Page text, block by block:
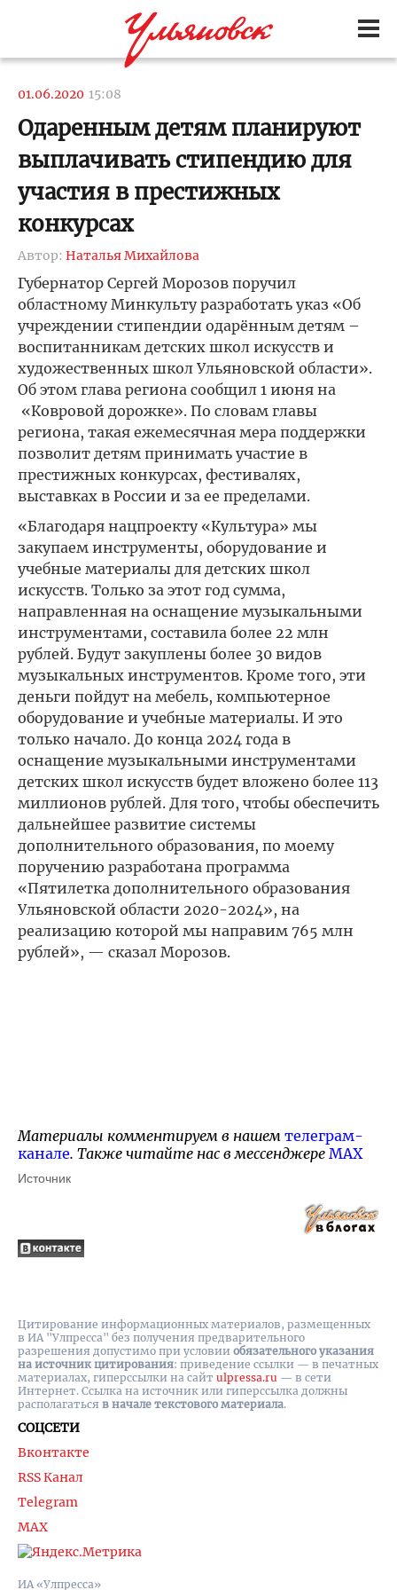
01.06.2020 15:08
Одаренным детям планируют
выплачивать стипендию для
участия в престижных
конкурсах
Автор: Наталья Михайлова
Губернатор Сергей Морозов поручил
областному Минкульту разработать указ «Об
учреждении стипендии одарённым детям –
воспитанникам детских школ искусств и
художественных школ Ульяновской области».
Об этом глава региона сообщил 1 июня на
«Ковровой дорожке». По словам главы
региона, такая ежемесячная мера поддержки
позволит детям принимать участие в
престижных конкурсах, фестивалях,
выставках в России и за ее пределами.
«Благодаря нацпроекту «Культура» мы
закупаем инструменты, оборудование и
учебные материалы для детских школ
искусств. Только за этот год сумма,
направленная на оснащение музыкальными
инструментами, составила более 22 млн
рублей. Будут закуплены более 30 видов
музыкальных инструментов. Кроме того, эти
деньги пойдут на мебель, компьютерное
оборудование и учебные материалы. И это
только начало. До конца 2024 года в
оснащение музыкальными инструментами
детских школ искусств будет вложено более 113
миллионов рублей. Для того, чтобы обеспечить
дальнейшее развитие системы
дополнительного образования, по моему
поручению разработана программа
«Пятилетка дополнительного образования
Ульяновской области 2020-2024», на
реализацию которой мы направим 765 млн
рублей», — сказал Морозов.
Материалы комментируем в нашем телеграм-
канале. Также читайте нас в мессенджере MAX
Источник
ИА «Улпресса»
СОЦСЕТИ
Вконтакте
RSS Канал
Telegram
MAX
Цитирование информационных материалов, размещенных
в ИА "Улпресса" без получения предварительного
разрешения допустимо при условии обязательного указания
на источник цитирования: приведение ссылки — в печатных
материалах, гиперссылки на cайт ulpressa.ru — в сети
Интернет. Ссылка на источник или гиперссылка должны
располагаться в начале текстового материала.